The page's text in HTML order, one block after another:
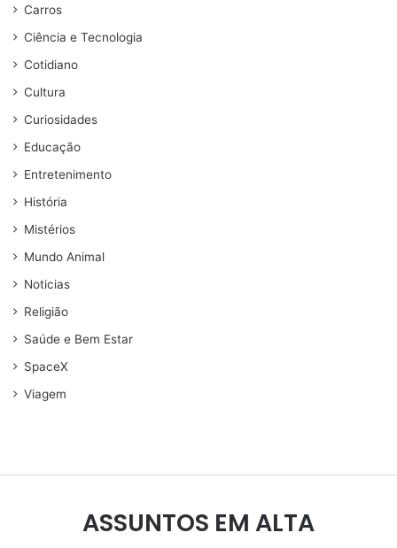
Carros
Ciência e Tecnologia
Cotidiano
Cultura
Curiosidades
Educação
Entretenimento
História
Mistérios
Mundo Animal
Noticias
Religião
Saúde e Bem Estar
SpaceX
Viagem
ASSUNTOS EM ALTA